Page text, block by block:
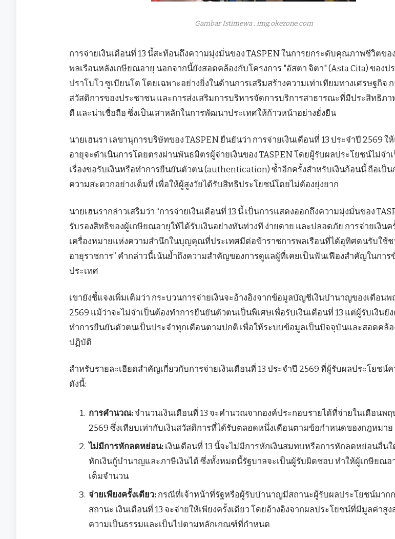
Gambar Istimewa : img.okezone.com
การจ่ายเงินเดือนที่ 13 นี้สะท้อนถึงความมุ่งมั่นของ TASPEN ในการยกระดับคุณภาพชีวิตขอ
พลเรือนหลังเกษียณอายุ นอกจากนี้ยังสอดคล้องกับโครงการ "อัสตา จิตา" (Asta Cita) ของป
ปราโบโว ซูเบียนโต โดยเฉพาะอย่างยิ่งในด้านการเสริมสร้างความเท่าเทียมทางเศรษฐกิจ
สวัสดิการของประชาชน และการส่งเสริมการบริหารจัดการบริการสาธารณะที่มีประสิทธิภา
ดี และน่าเชื่อถือ ซึ่งเป็นเสาหลักในการพัฒนาประเทศให้ก้าวหน้าอย่างยั่งยืน
นายเฮนรา เลขานุการบริษัทของ TASPEN ยืนยันว่า การจ่ายเงินเดือนที่ 13 ประจำปี 2569
อายุจะดำเนินการโดยตรงผ่านพันธมิตรผู้จ่ายเงินของ TASPEN โดยผู้รับผลประโยชน์ไม่จำ
เรื่องขอรับเงินหรือทำการยืนยันตัวตน (authentication) ซ้ำอีกครั้งสำหรับเงินก้อนนี้ ถือเป็น
ความสะดวกอย่างเต็มที่ เพื่อให้ผู้สูงวัยได้รับสิทธิประโยชน์โดยไม่ต้องยุ่งยาก
นายเฮนรากล่าวเสริมว่า “การจ่ายเงินเดือนที่ 13 นี้ เป็นการแสดงออกถึงความมุ่งมั่นของ
รับรองสิทธิของผู้เกษียณอายุให้ได้รับเงินอย่างทันท่วงที ง่ายดาย และปลอดภัย การจ่ายเงินค
เครื่องหมายแห่งความสำนึกในบุญคุณที่ประเทศมีต่อข้าราชการพลเรือนที่ได้อุทิศตนรับใช้
อายุราชการ” คำกล่าวนี้เน้นย้ำถึงความสำคัญของการดูแลผู้ที่เคยเป็นฟันเฟืองสำคัญในการ
ประเทศ
เขายังชี้แจงเพิ่มเติมว่า กระบวนการจ่ายเงินจะอ้างอิงจากข้อมูลบัญชีเงินบำนาญของเดือน
2569 แม้ว่าจะไม่จำเป็นต้องทำการยืนยันตัวตนเป็นพิเศษเพื่อรับเงินเดือนที่ 13 แต่ผู้รับเงินยั
ทำการยืนยันตัวตนเป็นประจำทุกเดือนตามปกติ เพื่อให้ระบบข้อมูลเป็นปัจจุบันและสอดคล้อ
ปฏิบัติ
สำหรับรายละเอียดสำคัญเกี่ยวกับการจ่ายเงินเดือนที่ 13 ประจำปี 2569 ที่ผู้รับผลประโยชน์
ดังนี้:
การคำนวณ: จำนวนเงินเดือนที่ 13 จะคำนวณจากองค์ประกอบรายได้ที่จ่ายในเดือนพ
2569 ซึ่งเทียบเท่ากับเงินสวัสดิการที่ได้รับตลอดหนึ่งเดือนตามข้อกำหนดของกฎหมาย
ไม่มีการหักลดหย่อน: เงินเดือนที่ 13 นี้จะไม่มีการหักเงินสมทบหรือการหักลดหย่อนอื่นใ
หักเงินกู้บำนาญและภาษีเงินได้ ซึ่งทั้งหมดนี้รัฐบาลจะเป็นผู้รับผิดชอบ ทำให้ผู้เกษียณอ
เต็มจำนวน
จ่ายเพียงครั้งเดียว: กรณีที่เจ้าหน้าที่รัฐหรือผู้รับบำนาญมีสถานะผู้รับผลประโยชน์มาก
สถานะ เงินเดือนที่ 13 จะจ่ายให้เพียงครั้งเดียว โดยอ้างอิงจากผลประโยชน์ที่มีมูลค่าสูง
ความเป็นธรรมและเป็นไปตามหลักเกณฑ์ที่กำหนด